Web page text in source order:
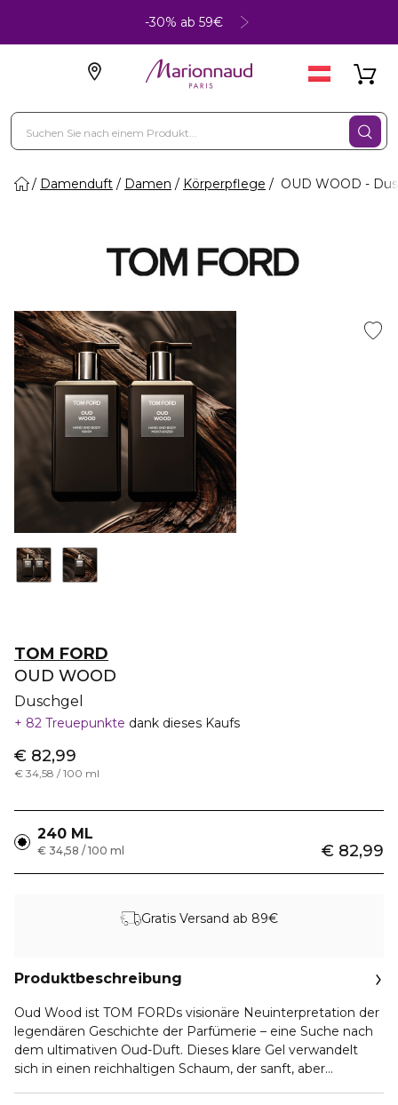
-30% ab 59€
Damenduft Damen Körperpflege OUD WOOD -
TOM FORD
OUD WOOD
Duschgel
82 Treuepunkte dank dieses Kaufs
€ 82,99
€ 34,58 / 100 ml
240 ML
€ 82,99
€ 34,58 / 100 ml
Gratis Versand ab 89€
Produktbeschreibung
Oud Wood ist TOM FORDs visionäre Neuinterpretation der
legendären Geschichte der Parfümerie – eine Suche nach
dem ultimativen Oud-Duft. Dieses klare Gel verwandelt
sich in einen reichhaltigen Schaum, der sanft, aber